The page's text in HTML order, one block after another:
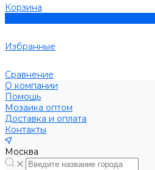
Корзина
Избранные
Сравнение
О компании
Помощь
Мозаика оптом
Доставка и оплата
Контакты
Москва